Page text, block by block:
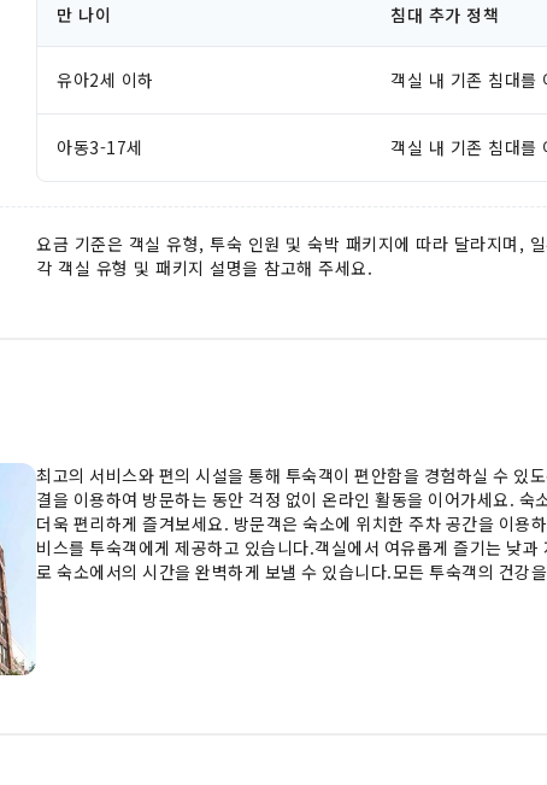
만 나이
침대 추가 정책
유아2세 이하 객실 내 기존 침대를
아동3-17세 객실 내 기존 침대를
요금 기준은 객실 유형, 투숙 인원 및 숙박 패키지에 따라 달라지며,
각 객실 유형 및 패키지 설명을 참고해 주세요.
최고의 서비스와 편의 시설을 통해 투숙객이 편안함을 경험하실 수 있
결을 이용하여 방문하는 동안 걱정 없이 온라인 활동을 이어가세요.
더욱 편리하게 즐겨보세요. 방문객은 숙소에 위치한 주차 공간을 이용
비스를 투숙객에게 제공하고 있습니다.객실에서 여유롭게 즐기는 낮
로 숙소에서의 시간을 완벽하게 보낼 수 있습니다.모든 투숙객의 건강
니다. 모든 객실은 아늑한 투숙을 위해 설계되었으며, 편안한 휴식과